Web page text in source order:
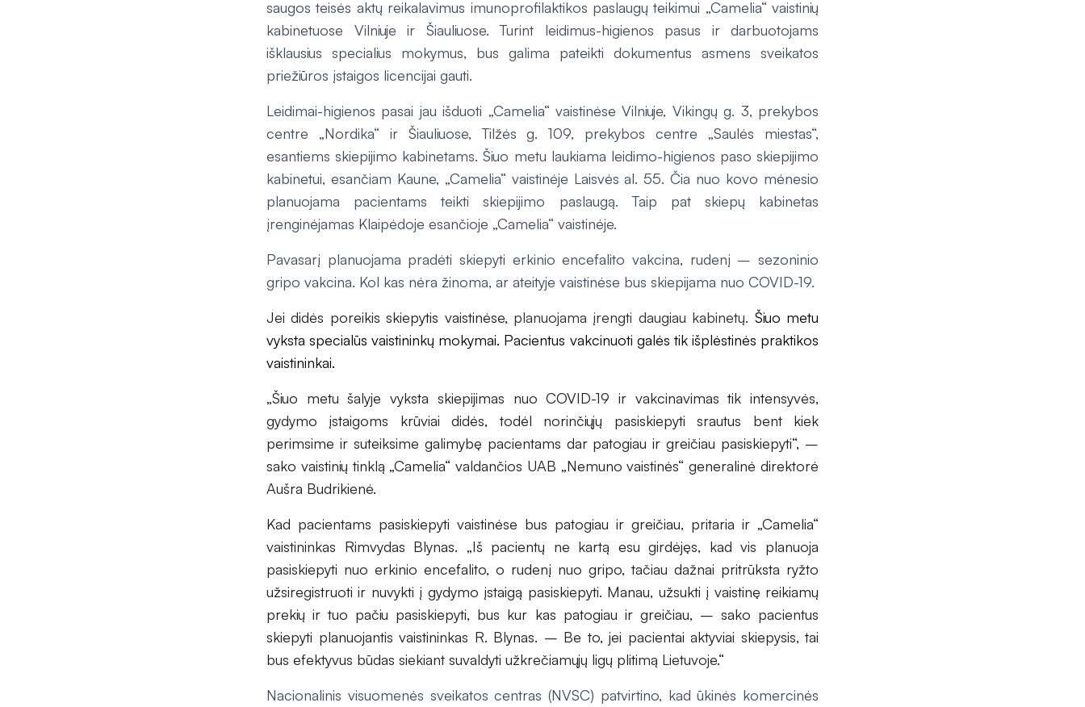
saugos teisės aktų reikalavimus imunoprofilaktikos paslaugų teikimui „Camelia“ vaistinių
kabinetuose Vilniuje ir Šiauliuose. Turint leidimus-higienos pasus ir darbuotojams
išklausius specialius mokymus, bus galima pateikti dokumentus asmens sveikatos
priežiūros įstaigos licencijai gauti.
Leidimai-higienos pasai jau išduoti „Camelia“ vaistinėse Vilniuje, Vikingų g. 3, prekybos
centre „Nordika“ ir Šiauliuose, Tilžės g. 109, prekybos centre „Saulės miestas“,
esantiems skiepijimo kabinetams. Šiuo metu laukiama leidimo-higienos paso skiepijimo
kabinetui, esančiam Kaune, „Camelia“ vaistinėje Laisvės al. 55. Čia nuo kovo mėnesio
planuojama pacientams teikti skiepijimo paslaugą. Taip pat skiepų kabinetas
įrenginėjamas Klaipėdoje esančioje „Camelia“ vaistinėje.
Pavasarį planuojama pradėti skiepyti erkinio encefalito vakcina, rudenį – sezoninio
gripo vakcina. Kol kas nėra žinoma, ar ateityje vaistinėse bus skiepijama nuo COVID-19.
Jei didės poreikis skiepytis vaistinėse, planuojama įrengti daugiau kabinetų. Šiuo metu
vyksta specialūs vaistininkų mokymai. Pacientus vakcinuoti galės tik išplėstinės praktikos
vaistininkai.
„Šiuo metu šalyje vyksta skiepijimas nuo COVID-19 ir vakcinavimas tik intensyvės,
gydymo įstaigoms krūviai didės, todėl norinčiųjų pasiskiepyti srautus bent kiek
perimsime ir suteiksime galimybę pacientams dar patogiau ir greičiau pasiskiepyti“, –
sako vaistinių tinklą „Camelia“ valdančios UAB „Nemuno vaistinės“ generalinė direktorė
Aušra Budrikienė.
Kad pacientams pasiskiepyti vaistinėse bus patogiau ir greičiau, pritaria ir „Camelia“
vaistininkas Rimvydas Blynas. „Iš pacientų ne kartą esu girdėjęs, kad vis planuoja
pasiskiepyti nuo erkinio encefalito, o rudenį nuo gripo, tačiau dažnai pritrūksta ryžto
užsiregistruoti ir nuvykti į gydymo įstaigą pasiskiepyti. Manau, užsukti į vaistinę reikiamų
prekių ir tuo pačiu pasiskiepyti, bus kur kas patogiau ir greičiau, – sako pacientus
skiepyti planuojantis vaistininkas R. Blynas. – Be to, jei pacientai aktyviai skiepysis, tai
bus efektyvus būdas siekiant suvaldyti užkrečiamųjų ligų plitimą Lietuvoje.“
Nacionalinis visuomenės sveikatos centras (NVSC) patvirtino, kad ūkinės komercinės